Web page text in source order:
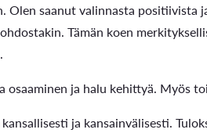
Olen saanut valinnasta positiivista
Tämän koen
osaaminen ja halu kehittyä. Myös
ja kansainvälisesti.